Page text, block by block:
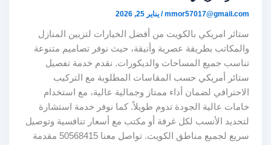
mmor57017@gmail.com
/يناير 25, 2026
ستائر امريكي بالكويت من أفضل الخيارات لتزيين المنازل
والمكاتب بطريقة عصرية وأنيقة، حيث نوفر تصاميم متنوعة
تناسب جميع المساحات والديكورات. نقدم خدمة تفصيل
ستائر أمريكي حسب المقاسات المطلوبة مع التركيب
الاحترافي لضمان أداء ممتاز وجمالية عالية، مع استخدام
خامات عالية الجودة تدوم طويلاً. كما نوفر خدمة استشارة
لتحديد الأنسب لكل غرفة أو مكتب مع أسعار تنافسية وتوصيل
سريع لجميع مناطق الكويت. تواصل معنا 50568415 مقدمة